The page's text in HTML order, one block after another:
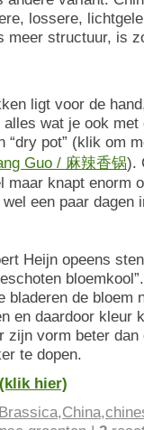
lossere,
meer structuur, is
ligt voor de
wat je ook met
pot” (klik om
Guo / 麻辣香锅).
knapt enorm
een paar dagen
Heijn opeens
de bloem
en daardoor kleur
zijn vorm beter
te dopen.
hier)
Brassica,China,